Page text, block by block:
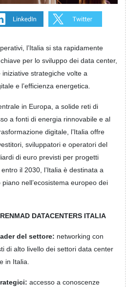
l’Italia si sta rapidamente
per lo sviluppo dei data center,
strategiche volte a
e l’efficienza energetica.
in Europa, a solide reti di
a fonti di energia rinnovabile e al
digitale, l’Italia offre
sviluppatori e operatori del
di euro previsti per progetti
il 2030, l’Italia è destinata a
nell’ecosistema europeo dei
DATACENTERS ITALIA
del settore: networking con
di alto livello dei settori data center
in Italia.
accesso a conoscenze